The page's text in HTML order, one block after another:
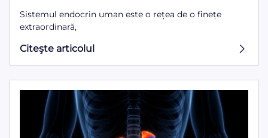
Sistemul endocrin uman este o rețea de o finețe
extraordinară,
Citeşte articolul